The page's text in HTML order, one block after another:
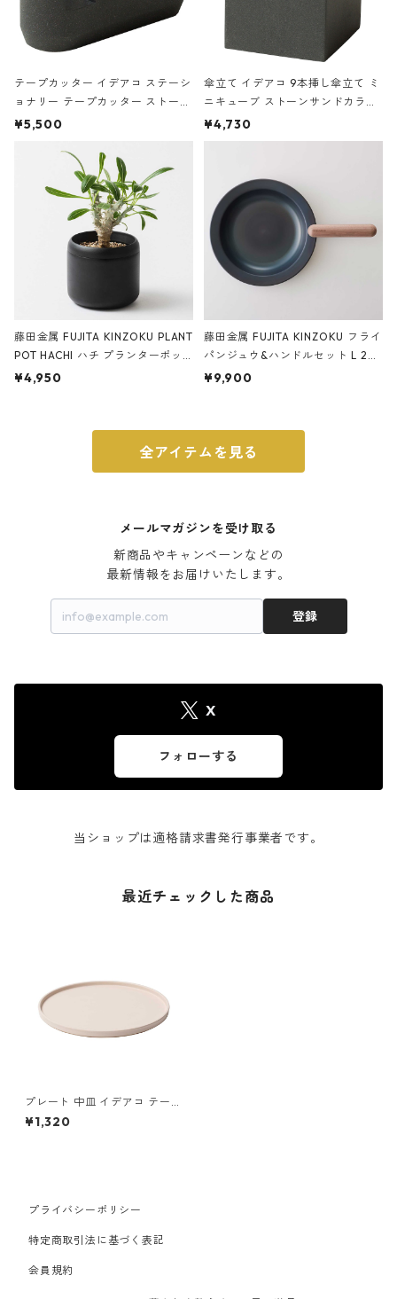
テープカッター イデアコ ステーシ
ョナリー テープカッター ストーン
サンドカラー 石調 ideaco Station
¥5,500
傘立て イデアコ 9本挿し傘立て ミ
ニキューブ ストーンサンドカラー
石調 ideaco Umbrella Stand CUB
E ストーンサンドブラック
¥4,730
藤田金属 FUJITA KINZOKU PLANT
POT HACHI ハチ プランターポッ
ト 3号 ブラック
¥4,950
藤田金属 FUJITA KINZOKU フライ
パンジュウ&ハンドルセット L 24c
m ガス火・IH対応 鉄フライパン
¥9,900
全アイテムを見る
メールマガジンを受け取る
新商品やキャンペーンなどの
最新情報をお届けいたします。
登録
X
フォローする
当ショップは適格請求書発行事業者です。
最近チェックした商品
プレート 中皿 イデアコ テーブ
ルウェア ワモノ 18 ideaco W
AMONO 18 sakura サクラ
¥1,320
プライバシーポリシー
特定商取引法に基づく表記
会員規約